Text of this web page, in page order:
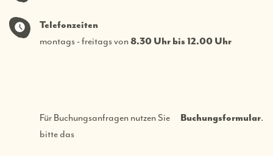
Telefonzeiten
montags - freitags von8.30 Uhr bis 12.00 Uhr
Für Buchungsanfragen nutzen Sie
bitte das
Buchungsformular.